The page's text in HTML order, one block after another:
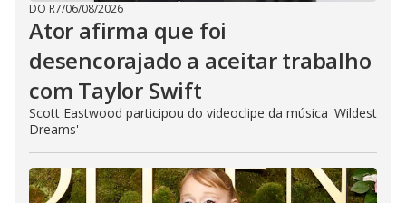
DO R7/06/08/2026
Ator afirma que foi
desencorajado a aceitar trabalho
com Taylor Swift
Scott Eastwood participou do videoclipe da música 'Wildest
Dreams'